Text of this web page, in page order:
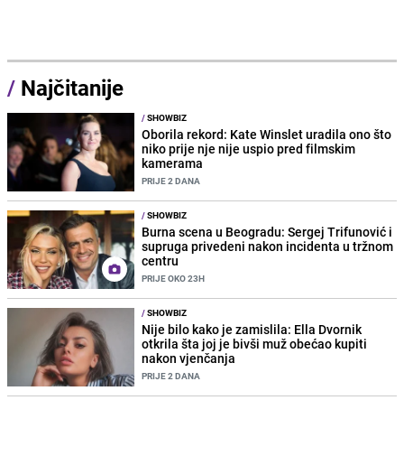
/ Najčitanije
/SHOWBIZ
Oborila rekord: Kate Winslet uradila ono što
niko prije nje nije uspio pred filmskim
kamerama
PRIJE 2 DANA
/SHOWBIZ
Burna scena u Beogradu: Sergej Trifunović i
supruga privedeni nakon incidenta u tržnom
centru
PRIJE OKO 23H
/SHOWBIZ
Nije bilo kako je zamislila: Ella Dvornik
otkrila šta joj je bivši muž obećao kupiti
nakon vjenčanja
PRIJE 2 DANA